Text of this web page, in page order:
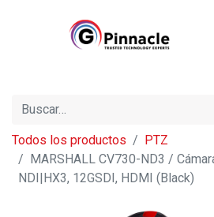
Todos los productos
PTZ
MARSHALL CV730-ND3 /
NDI|HX3, 12GSDI, HDMI (Black)